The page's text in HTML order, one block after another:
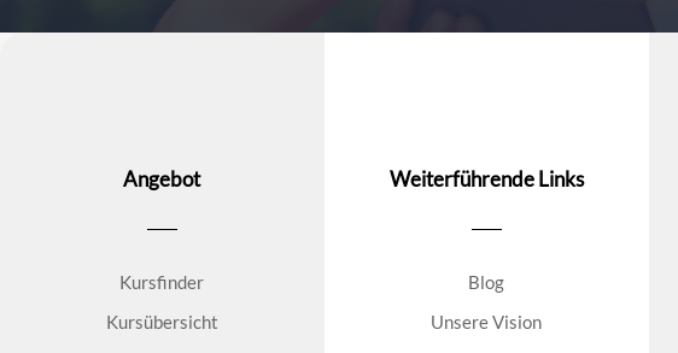
Angebot
Kursfinder
Kursübersicht
Weiterführende Links
Blog
Unsere Vision